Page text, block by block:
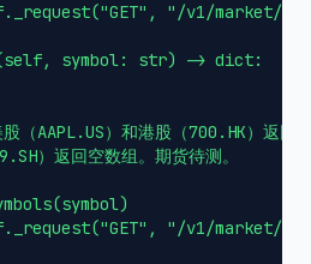
"/v1/market/
symbol: str) -> dict:
（AAPL.US）和港股（700.HK）返回
）返回空数组。期货待测。
"/v1/market/